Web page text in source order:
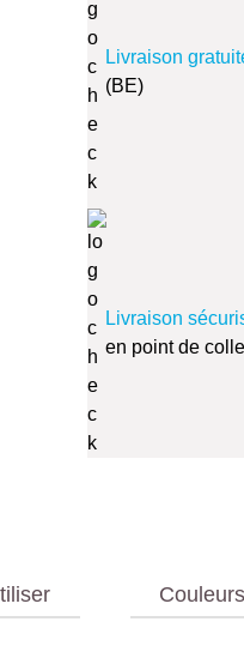
Livraison
(BE)
Livraison
en point de
Couleurs